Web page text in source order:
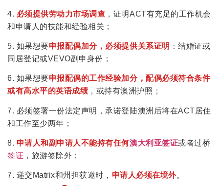
4. 必须提供劳动力市场调查 ，证明ACT有充足的工作机会
和申请人的技能和经验相关；
5. 如果想要申报配偶加分，必须提供关系证明 ：结婚证或
同居登记或VEVO副申身份；
6. 如果想要申报配偶的工作经验加分，配偶必须符合条件
或有高水平的英语成绩，或持有澳洲护照；
7. 必须签署一份法定声明，承诺登陆澳洲后将在ACT居住
和工作至少两年；
8. 申请人和副申请人不能持有任何澳大利亚签证或者过桥
签证 ，旅游签除外；
7. 递交Matrix和州担获邀时， 申请人必须在境外。